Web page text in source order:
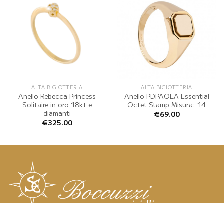
ALTA BIGIOTTERIA
Anello Rebecca Princess
Solitaire in oro 18kt e
diamanti
€325.00
ALTA BIGIOTTERIA
Anello PDPAOLA Essential
Octet Stamp Misura: 14
€69.00